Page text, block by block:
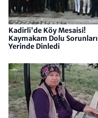
Kadirli'de Köy Mesaisi!
Kaymakam Dolu Sorunları
Yerinde Dinledi